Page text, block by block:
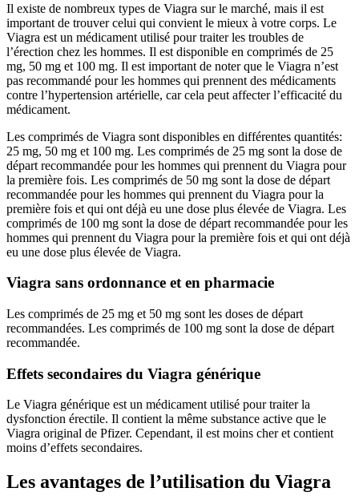
Il existe de nombreux types de Viagra sur le marché, mais il est
important de trouver celui qui convient le mieux à votre corps. Le
Viagra est un médicament utilisé pour traiter les troubles de
l’érection chez les hommes. Il est disponible en comprimés de 25
mg, 50 mg et 100 mg. Il est important de noter que le Viagra n’est
pas recommandé pour les hommes qui prennent des médicaments
contre l’hypertension artérielle, car cela peut affecter l’efficacité du
médicament.
Les comprimés de Viagra sont disponibles en différentes quantités:
25 mg, 50 mg et 100 mg. Les comprimés de 25 mg sont la dose de
départ recommandée pour les hommes qui prennent du Viagra pour
la première fois. Les comprimés de 50 mg sont la dose de départ
recommandée pour les hommes qui prennent du Viagra pour la
première fois et qui ont déjà eu une dose plus élevée de Viagra. Les
comprimés de 100 mg sont la dose de départ recommandée pour les
hommes qui prennent du Viagra pour la première fois et qui ont déjà
eu une dose plus élevée de Viagra.
Viagra sans ordonnance et en pharmacie
Les comprimés de 25 mg et 50 mg sont les doses de départ
recommandées. Les comprimés de 100 mg sont la dose de départ
recommandée.
Effets secondaires du Viagra générique
Le Viagra générique est un médicament utilisé pour traiter la
dysfonction érectile. Il contient la même substance active que le
Viagra original de Pfizer. Cependant, il est moins cher et contient
moins d’effets secondaires.
Les avantages de l’utilisation du Viagra